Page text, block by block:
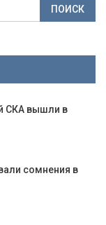
СКА вышли в
сомнения в